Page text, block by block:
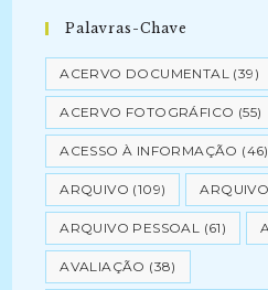
Palavras-Chave
ACERVO DOCUMENTAL (39)
ACERVO FOTOGRÁFICO (55)
ACESSO À INFORMAÇÃO (46)
ARQUIVO (109)
ARQUIVO PESSOAL (61)
AVALIAÇÃO (38)